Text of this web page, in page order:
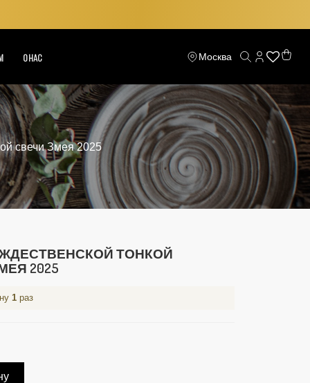
О НАС Москва
свечи Змея 2025
ТОНКОЙ
2025
1раз